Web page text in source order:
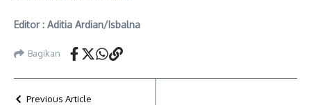
Editor : Aditia Ardian/Isbalna
Bagikan
Previous Article